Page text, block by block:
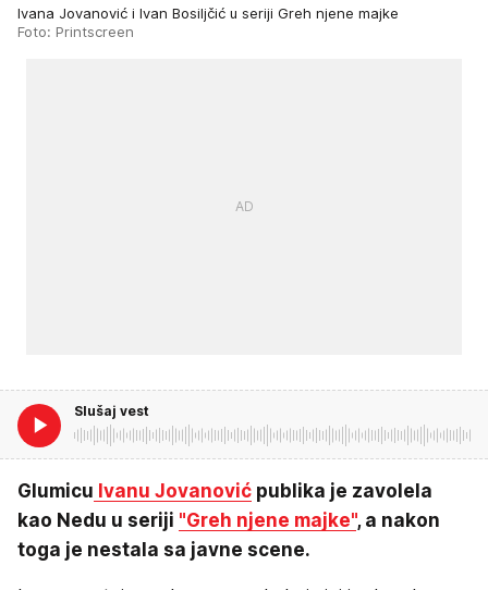
Ivana Jovanović i Ivan Bosiljčić u seriji Greh njene majke
Foto: Printscreen
Slušaj vest
Glumicu Ivanu Jovanović publika je zavolela
kao Nedu u seriji "Greh njene majke", a nakon
toga je nestala sa javne scene.